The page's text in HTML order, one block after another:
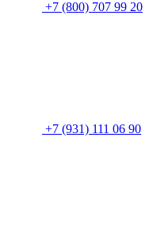
+7 (800) 707 99 20
+7 (931) 111 06 90